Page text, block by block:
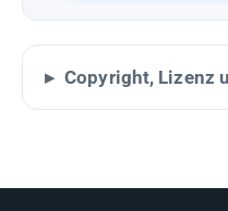
Copyright, Lizenz